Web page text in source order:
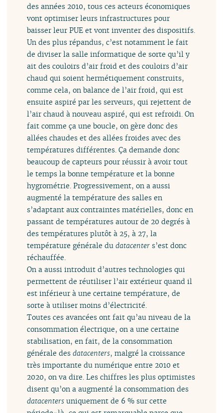
des années 2010, tous ces acteurs économiques
vont optimiser leurs infrastructures pour
baisser leur PUE et vont inventer des dispositifs.
Un des plus répandus, c’est notamment le fait
de diviser la salle informatique de sorte qu’il y
ait des couloirs d’air froid et des couloirs d’air
chaud qui soient hermétiquement construits,
comme cela, on balance de l’air froid, qui est
ensuite aspiré par les serveurs, qui rejettent de
l’air chaud à nouveau aspiré, qui est refroidi. On
fait comme ça une boucle, on gère donc des
allées chaudes et des allées froides avec des
températures différentes. Ça demande donc
beaucoup de capteurs pour réussir à avoir tout
le temps la bonne température et la bonne
hygrométrie. Progressivement, on a aussi
augmenté la température des salles en
s’adaptant aux contraintes matérielles, donc en
passant de températures autour de 20 degrés à
des températures plutôt à 25, à 27, la
température générale dudatacenter s’est donc
réchauffée.
On a aussi introduit d’autres technologies qui
permettent de réutiliser l’air extérieur quand il
est inférieur à une certaine température, de
sorte à utiliser moins d’électricité.
Toutes ces avancées ont fait qu’au niveau de la
consommation électrique, on a une certaine
stabilisation, en fait, de la consommation
générale desdatacenters, malgré la croissance
très importante du numérique entre 2010 et
2020, on va dire. Les chiffres les plus optimistes
disent qu’on a augmenté la consommation des
datacenters uniquement de 6 % sur cette